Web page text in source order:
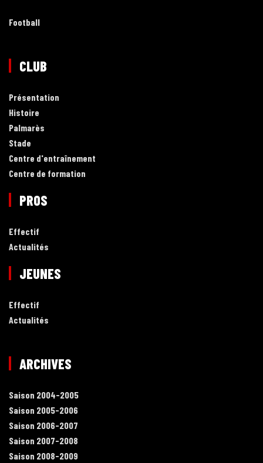
Football
CLUB
Présentation
Histoire
Palmarès
Stade
Centre d'entraînement
Centre de formation
PROS
Effectif
Actualités
JEUNES
Effectif
Actualités
ARCHIVES
Saison 2004-2005
Saison 2005-2006
Saison 2006-2007
Saison 2007-2008
Saison 2008-2009